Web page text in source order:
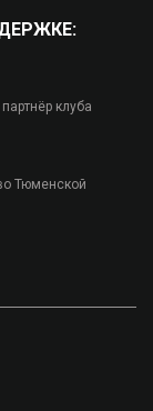
клуба
Тюменской